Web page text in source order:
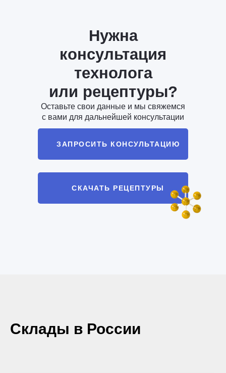
СКАЧАТЬ РЕЦЕПТУРЫ
ЗАПРОСИТЬ КОНСУЛЬТАЦИЮ
Нужна
консультация
технолога
или рецептуры?
Оставьте свои данные и мы свяжемся
с вами для дальнейшей консультации
Склады в России